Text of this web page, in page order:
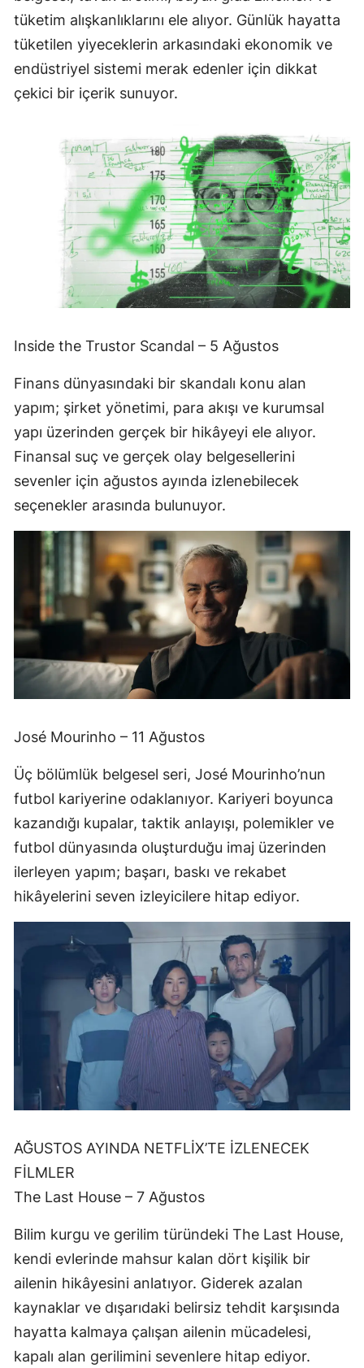
tüketim alışkanlıklarını ele alıyor. Günlük hayatta
tüketilen yiyeceklerin arkasındaki ekonomik ve
endüstriyel sistemi merak edenler için dikkat
çekici bir içerik sunuyor.
Inside the Trustor Scandal – 5 Ağustos
Finans dünyasındaki bir skandalı konu alan
yapım; şirket yönetimi, para akışı ve kurumsal
yapı üzerinden gerçek bir hikâyeyi ele alıyor.
Finansal suç ve gerçek olay belgesellerini
sevenler için ağustos ayında izlenebilecek
seçenekler arasında bulunuyor.
José Mourinho – 11 Ağustos
Üç bölümlük belgesel seri, José Mourinho’nun
futbol kariyerine odaklanıyor. Kariyeri boyunca
kazandığı kupalar, taktik anlayışı, polemikler ve
futbol dünyasında oluşturduğu imaj üzerinden
ilerleyen yapım; başarı, baskı ve rekabet
hikâyelerini seven izleyicilere hitap ediyor.
AĞUSTOS AYINDA NETFLİX’TE İZLENECEK
FİLMLER
The Last House – 7 Ağustos
Bilim kurgu ve gerilim türündeki The Last House,
kendi evlerinde mahsur kalan dört kişilik bir
ailenin hikâyesini anlatıyor. Giderek azalan
kaynaklar ve dışarıdaki belirsiz tehdit karşısında
hayatta kalmaya çalışan ailenin mücadelesi,
kapalı alan gerilimini sevenlere hitap ediyor.